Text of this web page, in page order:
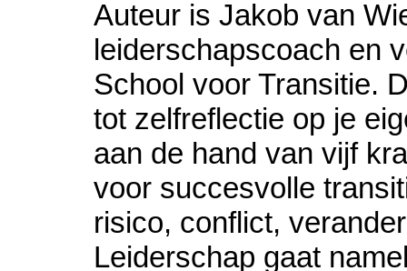
Auteur is Jakob van
leiderschapscoach en
School voor Transitie.
tot zelfreflectie op je
aan de hand van vijf
voor succesvolle
risico, conflict,
Leiderschap gaat